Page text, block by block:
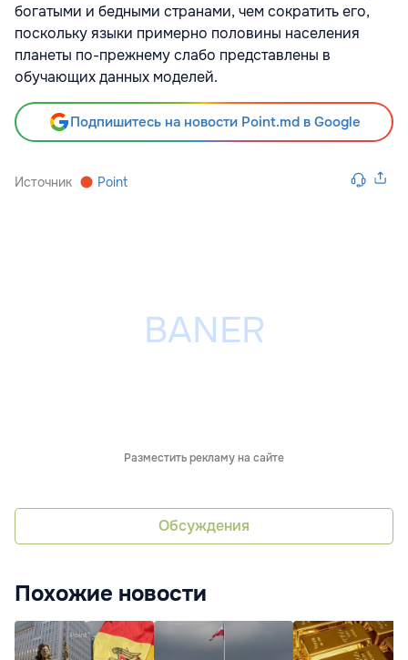
богатыми и бедными странами, чем сократить его,
поскольку языки примерно половины населения
планеты по-прежнему слабо представлены в
обучающих данных моделей.
Подпишитесь на новости Point.md в Google
Источник Point
Разместить рекламу на сайте
Обсуждения
Похожие новости